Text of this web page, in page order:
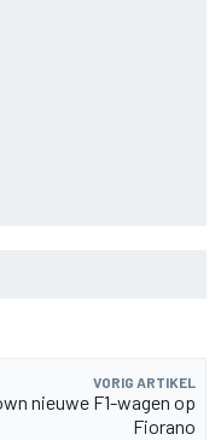
VORIG ARTIKEL
nieuwe F1-wagen op
Fiorano